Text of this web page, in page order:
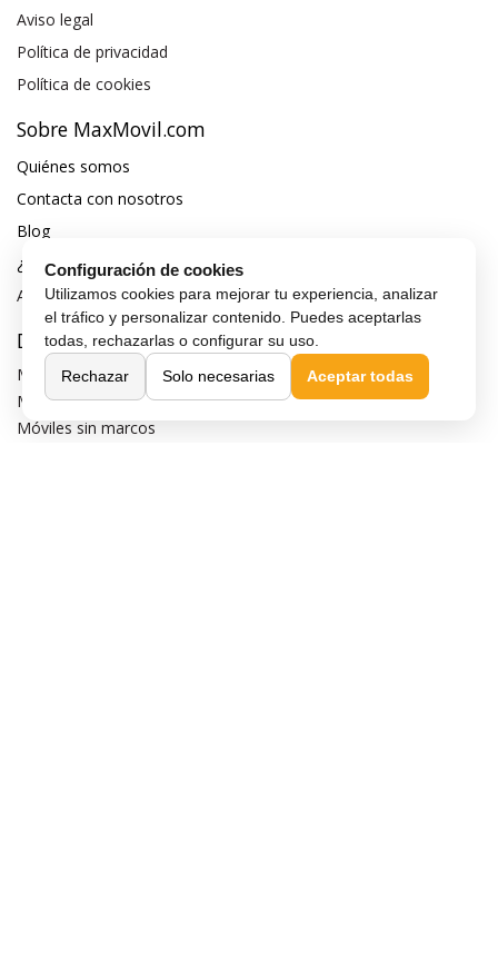
Aviso legal
Política de privacidad
Política de cookies
Sobre MaxMovil.com
Quiénes somos
Contacta con nosotros
Blog
¿Quieres ser distribuidor?
Afiliación y publicidad
Destacados
Móviles de gama alta
Móviles con buena cámara
Móviles sin marcos
Configuración de cookies
Utilizamos cookies para mejorar tu experiencia, analizar
el tráfico y personalizar contenido. Puedes aceptarlas
todas, rechazarlas o configurar su uso.
Rechazar
Solo necesarias Aceptar todas